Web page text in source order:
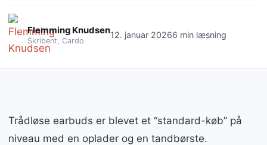
Flemming Knudsen
Skribent, Cardo
12. januar 20266 min læsning
Trådløse earbuds er blevet et “standard-køb” på
niveau med en oplader og en tandbørste.